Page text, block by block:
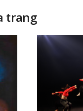
trang